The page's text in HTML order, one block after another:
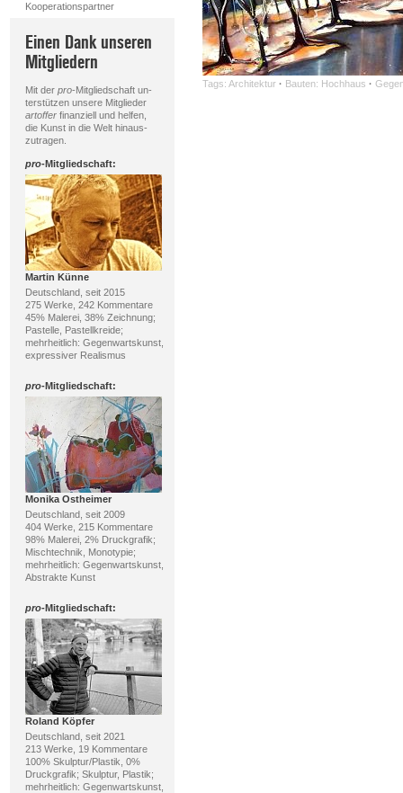
Kooperationspartner
Einen Dank unseren
Mitgliedern
Mit der pro-Mitgliedschaft un-
terstützen unsere Mitglieder
artofferfinanziell und helfen,
die Kunst in die Welt hinaus-
zutragen.
pro-Mitgliedschaft:
Martin Künne
Deutschland, seit 2015
275 Werke, 242 Kommentare
45% Malerei, 38% Zeichnung;
Pastelle, Pastellkreide;
mehrheitlich: Gegenwartskunst,
expressiver Realismus
pro-Mitgliedschaft:
Monika Ostheimer
Deutschland, seit 2009
404 Werke, 215 Kommentare
98% Malerei, 2% Druckgrafik;
Mischtechnik, Monotypie;
mehrheitlich: Gegenwartskunst,
Abstrakte Kunst
pro-Mitgliedschaft:
Roland Köpfer
Deutschland, seit 2021
213 Werke, 19 Kommentare
100% Skulptur/Plastik, 0%
Druckgrafik; Skulptur, Plastik;
mehrheitlich: Gegenwartskunst,
Tags: Architektur · Bauten: Hochhaus ·